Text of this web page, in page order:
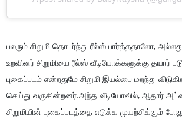
பலரும் சிறுமி தொடர்ந்து ரீல்ஸ் பார்த்ததாலோ,
உறவினர் சிறுமியை ரீல்ஸ் வீடியோக்களுக்கு தயார்
புகைப்படம் என்றதுமே சிறுமி இயல்பை மறந்து
செய்து வருகின்றனர்.அந்த வீடியோவில், ஆதார்
சிறுமியின் புகைப்படத்தை எடுக்க முயற்சிக்கும்